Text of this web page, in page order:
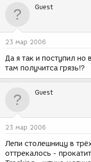
Guest
23 мар 2006
Да я так и поступил но
там получитса грязь!?
Guest
23 мар 2006
Лепи столешницу в
оттрекалось -